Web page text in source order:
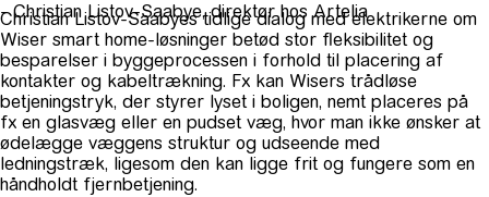
- Christian Listov-Saabye, direktør hos Artelia
Christian Listov-Saabyes tidlige dialog med elektrikerne om
Wiser smart home-løsninger betød stor fleksibilitet og
besparelser i byggeprocessen i forhold til placering af
kontakter og kabeltrækning. Fx kan Wisers trådløse
betjeningstryk, der styrer lyset i boligen, nemt placeres på
fx en glasvæg eller en pudset væg, hvor man ikke ønsker at
ødelægge væggens struktur og udseende med
ledningstræk, ligesom den kan ligge frit og fungere som en
håndholdt fjernbetjening.